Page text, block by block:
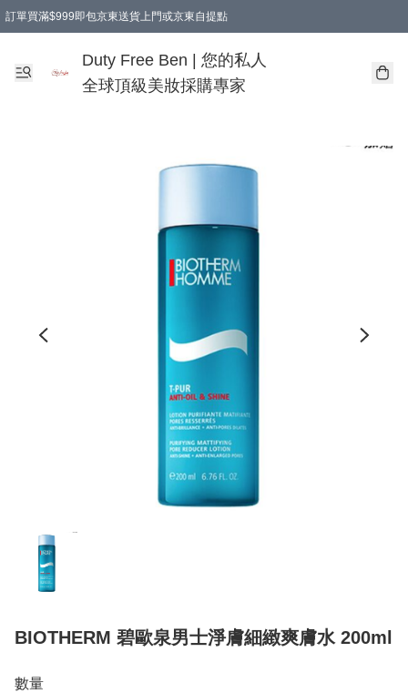
訂單買滿$999即包京東送貨上門或京東自提點
Duty Free Ben | 您的私人
全球頂級美妝採購專家
BIOTHERM 碧歐泉男士淨膚細緻爽膚水 200ml
數量